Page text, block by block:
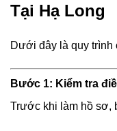
Tại Hạ Long
Dưới đây là quy trình
Bước 1: Kiểm tra
Trước khi làm hồ sơ,